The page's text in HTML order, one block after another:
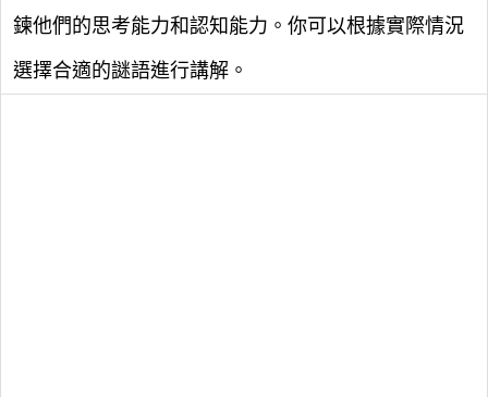
鍊他們的思考能力和認知能力。你可以根據實際情況
選擇合適的謎語進行講解。